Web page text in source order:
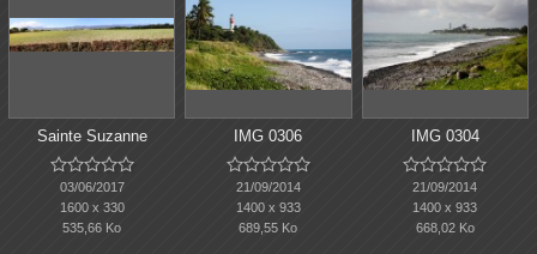
Sainte Suzanne

03/06/2017
1600 x 330
535,66 Ko
IMG 0306

21/09/2014
1400 x 933
689,55 Ko
IMG 0304

21/09/2014
1400 x 933
668,02 Ko